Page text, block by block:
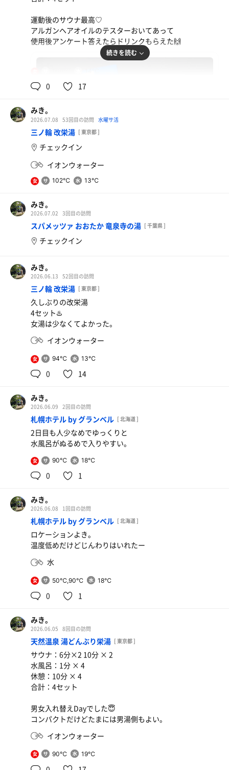
イオンウォーター
運動後のサウナ最高♡
アルガンヘアオイルのテスターおいてあって
使用後アンケート答えたらドリンクもらえた🙌
ラッシー
気になってたドリンクもらえた♡
続きを読む
0 17
みき。
2026.07.08 53回目の訪問 水曜サ活
三ノ輪 改栄湯 [ 東京都 ]
チェックイン
イオンウォーター
女 102℃ 13℃
みき。
2026.07.02 3回目の訪問
スパメッツァ おおたか 竜泉寺の湯 [ 千葉県 ]
チェックイン
みき。
2026.06.13 52回目の訪問
三ノ輪 改栄湯 [ 東京都 ]
久しぶりの改栄湯
4セット♨️
女湯は少なくてよかった。
イオンウォーター
女 94℃ 13℃
0 14
みき。
2026.06.09 2回目の訪問
札幌ホテル by グランベル [ 北海道 ]
2日目も人少なめでゆっくりと
水風呂がぬるめで入りやすい。
女 90℃ 18℃
0 1
みき。
2026.06.08 1回目の訪問
札幌ホテル by グランベル [ 北海道 ]
ロケーションよき。
温度低めだけどじんわりはいれたー
水
女 50℃,90℃ 18℃
0 1
みき。
2026.06.05 8回目の訪問
天然温泉 湯どんぶり栄湯 [ 東京都 ]
サウナ：6分×2 10分 × 2
水風呂：1分 × 4
休憩：10分 × 4
合計：4セット
男女入れ替えDayでした😇
コンパクトだけどたまには男湯側もよい。
イオンウォーター
女 90℃ 19℃